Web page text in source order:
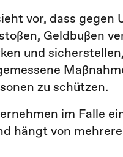
vor, dass gegen
Geldbußen
und
zu schützen.
im Falle
hängt von